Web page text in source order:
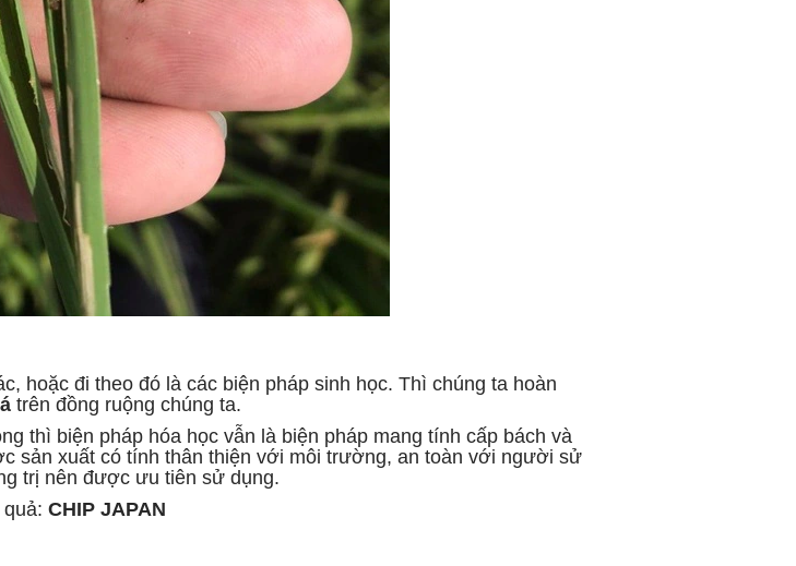
hoặc đi theo đó là các biện pháp sinh học. Thì chúng ta hoàn
trên đồng ruộng chúng ta.
thì biện pháp hóa học vẫn là biện pháp mang tính cấp bách và
sản xuất có tính thân thiện với môi trường, an toàn với người sử
trị nên được ưu tiên sử dụng.
CHIP JAPAN